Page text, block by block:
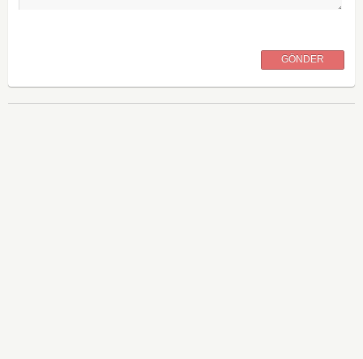
GÖNDER